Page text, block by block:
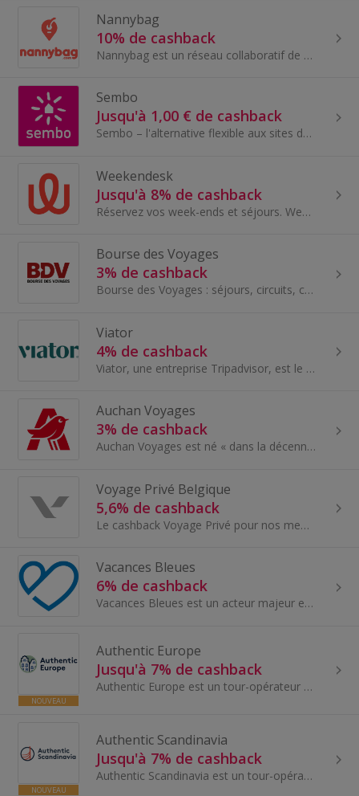
Nannybag
10% de cashback
Nannybag est un réseau collaboratif de stockage de bagages qui permet aux voyageurs du monde entier de stocker leurs bagages dans des magasins locaux.
Sembo
Jusqu'à 1,00 € de cashback
Sembo – l'alternative flexible aux sites de réservation de voyages traditionnels. Avec Sembo, vous pouvez tout réserver, d'un simple séjour à l'...
Weekendesk
Jusqu'à 8% de cashback
Réservez vos week-ends et séjours. Week-ends avec activités, dès 60...
Bourse des Voyages
3% de cashback
Bourse des Voyages : séjours, circuits, combinés avec +25 voyagistes. Frais de dossier offerts, paiement en 4x, panier moyen 2500 €. Service client...
Viator
4% de cashback
Viator, une entreprise Tripadvisor, est le premier prestataire mondial d'excursions et d'activités pour les voyageurs.
Auchan Voyages
3% de cashback
Auchan Voyages est né « dans la décennie durant laquelle les marques de la grande distribution de l’Hexagone se sont intéressées au tourisme ». En...
Voyage Privé Belgique
5,6% de cashback
Le cashback Voyage Privé pour nos membres en Belgique. Voyage Privé propose des séjours exclusifs et haut de gamme à prix réduits, avec des dest...
Vacances Bleues
6% de cashback
Vacances Bleues est un acteur majeur et historique de l'hôtellerie de loisirs et des clubs de vacances. La marque propose une offre complète : séjo...
NOUVEAU
Authentic Europe
Jusqu'à 7% de cashback
Authentic Europe est un tour-opérateur en ligne basé en Norvège. Ses spécialistes du voyage possèdent une vaste expérience de terrain, acquise en v...
NOUVEAU
Authentic Scandinavia
Jusqu'à 7% de cashback
Authentic Scandinavia est un tour-opérateur en ligne spécialisé dans les séjours toute l'année dans les pays nordiques et baltes. Basé à Oslo, en N...